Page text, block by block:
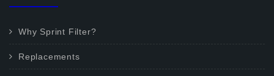
Why Sprint Filter?
Replacements